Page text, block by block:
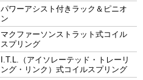
パワーアシスト付きラック＆ピニオ
ン
マクファーソンストラット式コイル
スプリング
I.T.L.（アイソレーテッド・トレーリ
ング・リンク）式コイルスプリング